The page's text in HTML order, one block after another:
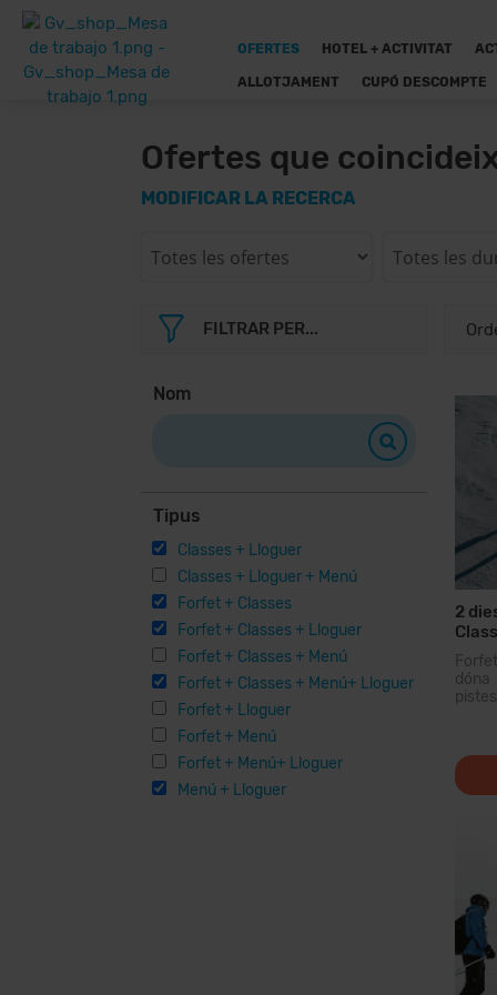
OFERTES HOTEL + ACTIVITAT
ALLOTJAMENT CUPÓ DESCOMPTE
Ofertes que
MODIFICAR LA RECERCA
FILTRAR PER...
Nom
Tipus
Classes + Lloguer
Classes + Lloguer + Menú
Forfet + Classes
Forfet + Classes + Lloguer
Forfet + Classes + Menú
Forfet + Classes + Menú+ Lloguer
Forfet + Lloguer
Forfet + Menú
Forfet + Menú+ Lloguer
Menú + Lloguer
2